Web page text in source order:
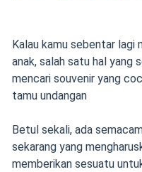
Kalau kamu sebentar lagi
anak, salah satu hal yang
mencari souvenir yang
tamu undangan
Betul sekali, ada
sekarang yang
memberikan sesuatu